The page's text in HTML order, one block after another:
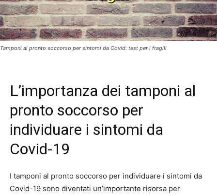
Tamponi al pronto soccorso per sintomi da Covid: test per i fragili
L’importanza dei tamponi al
pronto soccorso per
individuare i sintomi da
Covid-19
I tamponi al pronto soccorso per individuare i sintomi da
Covid-19 sono diventati un’importante risorsa per